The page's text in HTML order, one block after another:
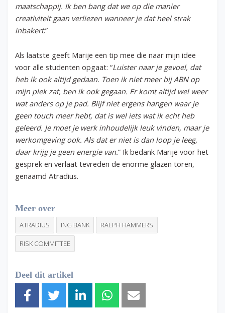
maatschappij. Ik ben bang dat we op die manier
creativiteit gaan verliezen wanneer je dat heel strak
inbakert.”
Als laatste geeft Marije een tip mee die naar mijn idee
voor alle studenten opgaat: “Luister naar je gevoel, dat
heb ik ook altijd gedaan. Toen ik niet meer bij ABN op
mijn plek zat, ben ik ook gegaan. Er komt altijd wel weer
wat anders op je pad. Blijf niet ergens hangen waar je
geen touch meer hebt, dat is wel iets wat ik echt heb
geleerd. Je moet je werk inhoudelijk leuk vinden, maar je
werkomgeving ook. Als dat er niet is dan loop je leeg,
daar krijg je geen energie van.” Ik bedank Marije voor het
gesprek en verlaat tevreden de enorme glazen toren,
genaamd Atradius.
Meer over
ATRADIUS ING BANK RALPH HAMMERS
RISK COMMITTEE
Deel dit artikel